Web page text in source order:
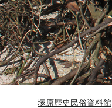
塚原歴史民俗資料館